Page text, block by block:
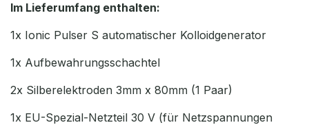
Im Lieferumfang enthalten:
1x Ionic Pulser S automatischer Kolloidgenerator
1x Aufbewahrungsschachtel
2x Silberelektroden 3mm x 80mm (1 Paar)
1x EU-Spezial-Netzteil 30 V (für Netzspannungen